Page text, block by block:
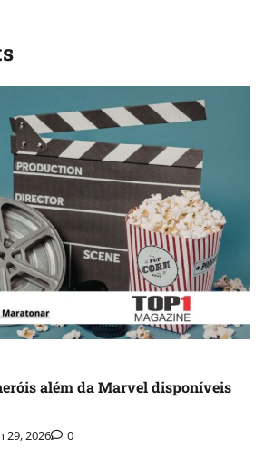
além da Marvel disponíveis
29, 2026 0